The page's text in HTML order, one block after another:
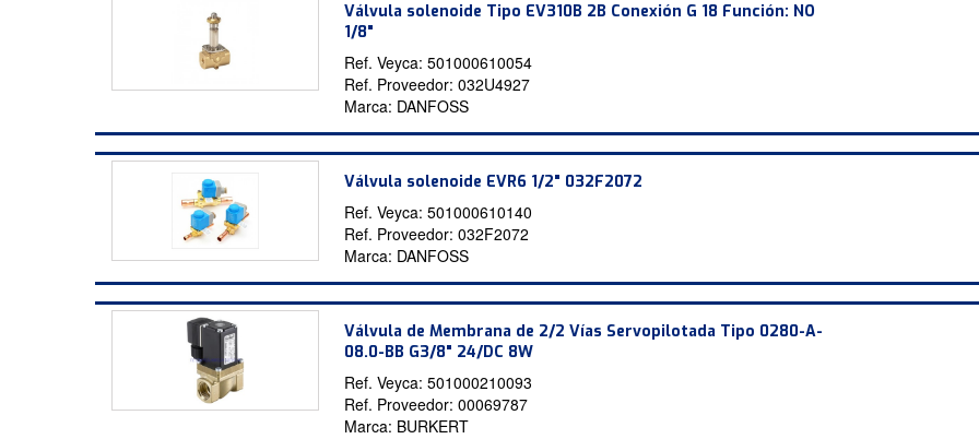
Válvula solenoide Tipo EV310B 2B Conexión G 18 Función: NO
1/8"
Ref. Veyca: 501000610054
Ref. Proveedor: 032U4927
Marca: DANFOSS
Válvula solenoide EVR6 1/2" 032F2072
Ref. Veyca: 501000610140
Ref. Proveedor: 032F2072
Marca: DANFOSS
Válvula de Membrana de 2/2 Vías Servopilotada Tipo 0280-A-
08.0-BB G3/8" 24/DC 8W
Ref. Veyca: 501000210093
Ref. Proveedor: 00069787
Marca: BURKERT